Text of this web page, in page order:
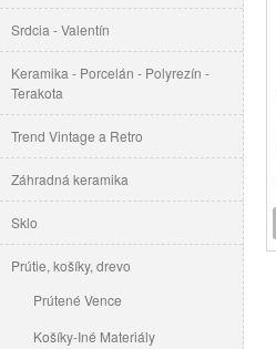
Srdcia - Valentín
Keramika - Porcelán - Polyrezín -
Terakota
Trend Vintage a Retro
Záhradná keramika
Sklo
Prútie, košíky, drevo
Prútené Vence
Košíky-Iné Materiály